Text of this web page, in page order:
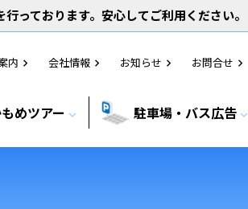
っております。安心してご利用ください。
内 chevron_right 会社情報 chevron_right お知らせ chevron_right お問合せ chevron_right
めツアー expand_more 駐車場・バス広告expand_more